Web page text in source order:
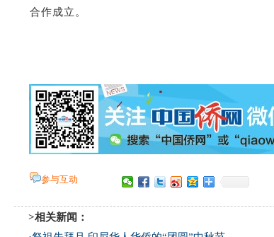
合作成立。
参与互动
>相关新闻：